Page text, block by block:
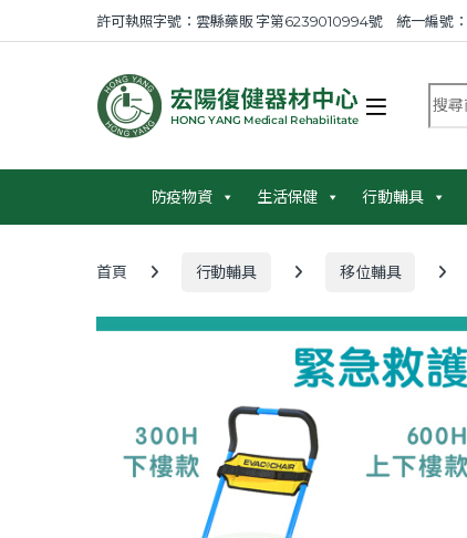
Skip to navigation
Skip to content許可執照字號：雲縣藥販 字第6239010994號 統一編號
搜尋
防疫物資 生活保健 行動輔具
首頁 行動輔具 移位輔具